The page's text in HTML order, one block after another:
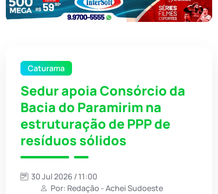
Caturama
Sedur apoia Consórcio da
Bacia do Paramirim na
estruturação de PPP de
resíduos sólidos
30 Jul 2026 / 11:00
Por: Redação - Achei Sudoeste